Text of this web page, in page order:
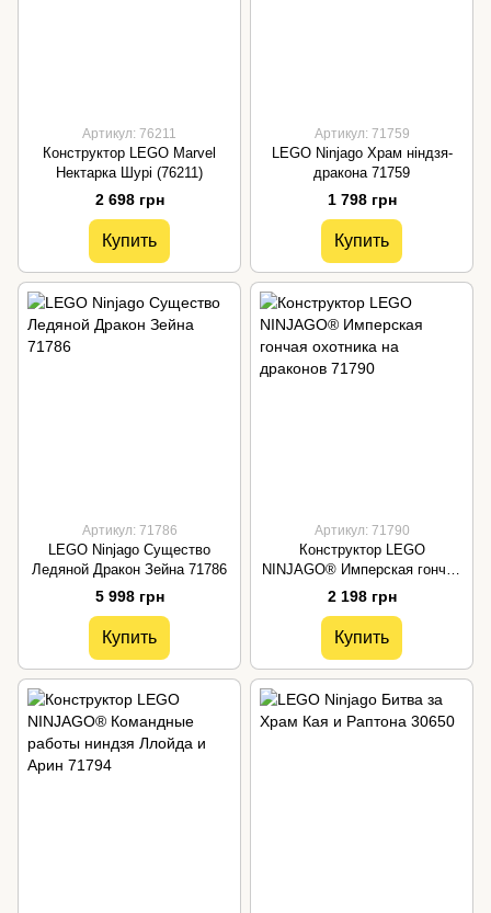
Артикул: 76211
Конструктор LEGO Marvel
Нектарка Шурі (76211)
2 698 грн
Купить
Артикул: 71759
LEGO Ninjago Храм ніндзя-
дракона 71759
1 798 грн
Купить
Артикул: 71786
LEGO Ninjago Существо
Ледяной Дракон Зейна 71786
5 998 грн
Купить
Артикул: 71790
Конструктор LEGO
NINJAGO® Имперская гончая
охотника на драконов 71790
2 198 грн
Купить